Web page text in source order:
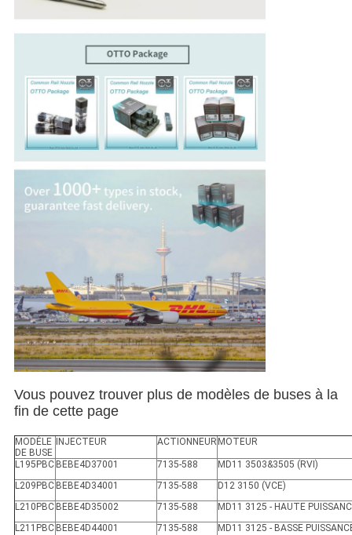
Vous pouvez trouver plus de modèles de buses à la
fin de cette page
MODÈLE
DE BUSE
INJECTEUR ACTIONNEUR MOTEUR
L195PBC BEBE4D37001 7135-588
MD11 3503&3505 (RVI)
L209PBC BEBE4D34001 7135-588
D12 3150 (VCE)
L210PBC BEBE4D35002 7135-588
MD11 3125 - HAUTE
L211PBC BEBE4D44001 7135-588
MD11 3125 - BASSE